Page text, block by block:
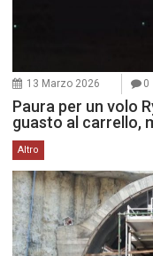
13 Marzo 2026 0
Paura per un volo
guasto al carrello,
Altro